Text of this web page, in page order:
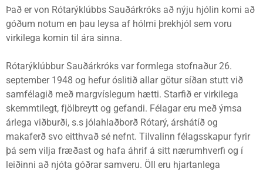
Það er von Rótarýklúbbs Sauðárkróks að nýju hjólin komi að
góðum notum en þau leysa af hólmi þrekhjól sem voru
virkilega komin til ára sinna.
Rótarýklúbbur Sauðárkróks var formlega stofnaður 26.
september 1948 og hefur óslitið allar götur síðan stutt við
samfélagið með margvíslegum hætti. Starfið er virkilega
skemmtilegt, fjölbreytt og gefandi. Félagar eru með ýmsa
árlega viðburði, s.s jólahlaðborð Rótarý, árshátíð og
makaferð svo eitthvað sé nefnt. Tilvalinn félagsskapur fyrir
þá sem vilja fræðast og hafa áhrif á sitt nærumhverfi og í
leiðinni að njóta góðrar samveru. Öll eru hjartanlega